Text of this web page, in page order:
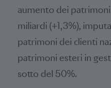
aumento dei
miliardi (+1,3%),
patrimoni dei clienti
patrimoni esteri in
sotto del 50%.